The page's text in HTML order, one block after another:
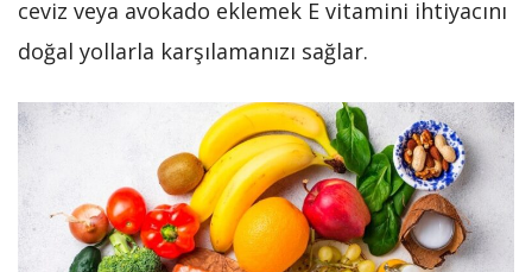
ceviz veya avokado eklemek E vitamini ihtiyacını
doğal yollarla karşılamanızı sağlar.